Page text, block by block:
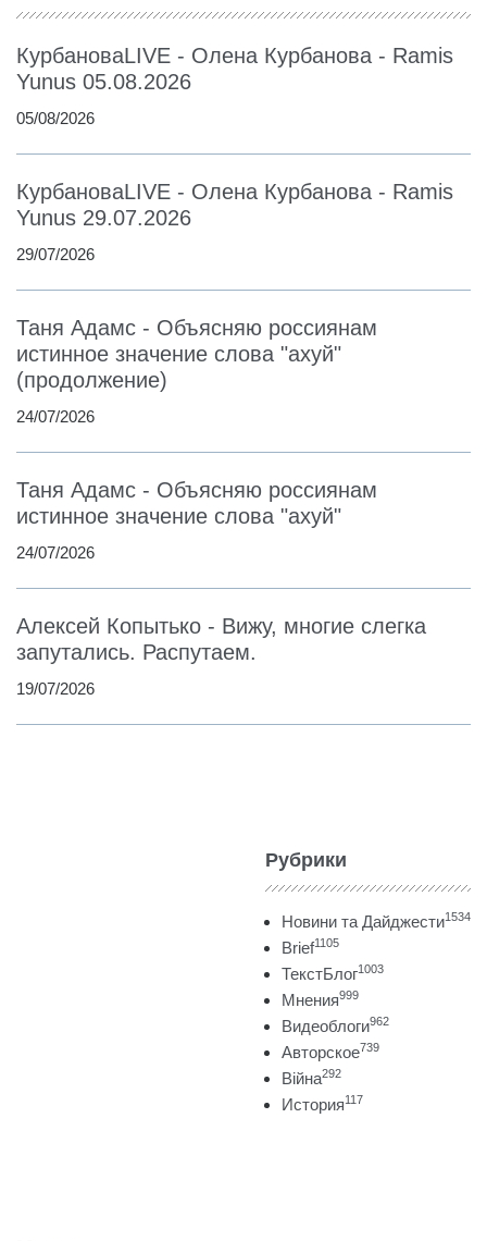
КурбановаLIVE - Олена Курбанова - Ramis
Yunus 05.08.2026
05/08/2026
КурбановаLIVE - Олена Курбанова - Ramis
Yunus 29.07.2026
29/07/2026
Таня Адамс - Объясняю россиянам
истинное значение слова "ахуй"
(продолжение)
24/07/2026
Таня Адамс - Объясняю россиянам
истинное значение слова "ахуй"
24/07/2026
Алексей Копытько - Вижу, многие слегка
запутались. Распутаем.
19/07/2026
Рубрики
Новини та Дайджести1534
Brief1105
ТекстБлог1003
Мнения999
Видеоблоги962
Авторское739
Війна292
История117